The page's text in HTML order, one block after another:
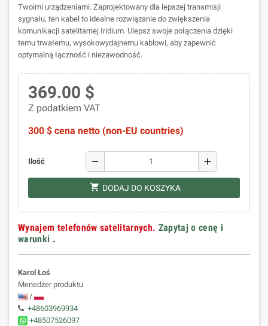
Twoimi urządzeniami. Zaprojektowany dla lepszej transmisji
sygnału, ten kabel to idealne rozwiązanie do zwiększenia
komunikacji satelitarnej Iridium. Ulepsz swoje połączenia dzięki
temu trwałemu, wysokowydajnemu kablowi, aby zapewnić
optymalną łączność i niezawodność.
369.00 $
Z podatkiem VAT
300 $ cena netto (non-EU countries)
Ilość remove add
shopping_cart DODAJ DO KOSZYKA
Wynajem telefonów satelitarnych. Zapytaj o cenę i
warunki .
Karol Łoś
Menedżer produktu
/
+48603969934
+48507526097